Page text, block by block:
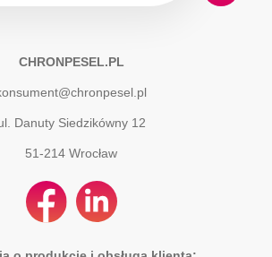
CHRONPESEL.PL
Danuty Siedzikówny 12
51-214 Wrocław